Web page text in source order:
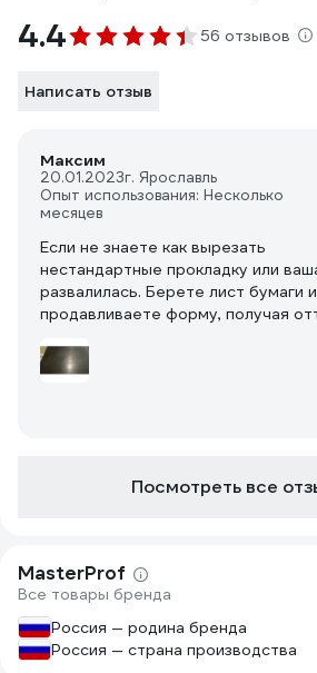
4.4 56 отзывов
Написать отзыв
Максим
20.01.2023г. Ярославль
Опыт использования: Несколько
месяцев
Если не знаете как вырезать
нестандартные прокладку или
развалилась. Берете лист бумаги и
продавливаете форму, получая
нужный контур оттиска, вырезаем
трафарет из бумаги и переводим на
Посмотреть все
MasterProf
Все товары бренда
Россия — родина бренда
Россия — страна производства